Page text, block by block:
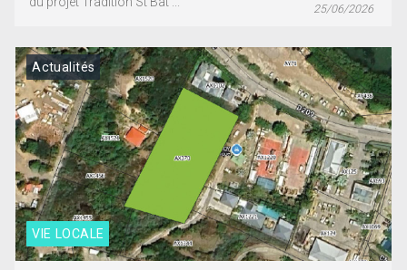
25/06/2026
VIE LOCALE
Actualités